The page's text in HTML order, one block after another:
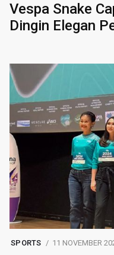
Vespa Snake
Dingin Elegan
SPORTS 11 NOVEMBER